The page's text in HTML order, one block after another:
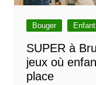
Bouger
SUPER à
jeux où
place